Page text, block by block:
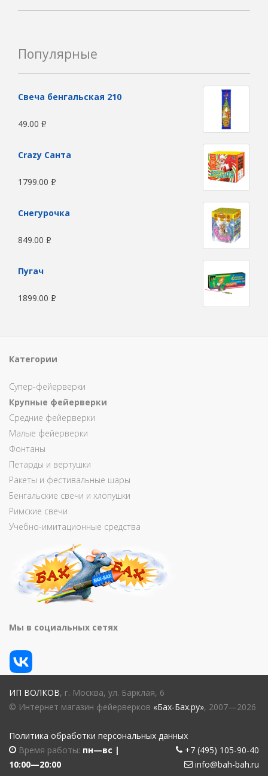
Популярные
Свеча бенгальская 210
49.00 Р
Сrazy Санта
1799.00 Р
Снегурочка
849.00 Р
Пугач
1899.00 Р
Категории
Супер-фейерверки
Крупные фейерверки
Средние фейерверки
Малые фейерверки
Фонтаны
Петарды и вертушки
Ракеты и фестивальные шары
Бенгальские свечи и хлопушки
Римские свечи
Учебно-имитационные средства
Мы в социальных сетях
ИП ВОЛКОВ, г. Москва, ул. Барклая, 6
© Интернет магазин фейерверков «Бах-Бах.ру», 2007—2026
Политика обработки персональных данных
Время работы: пн—вс |
10:00—20:00
+7 (495) 105-90-40
info@bah-bah.ru